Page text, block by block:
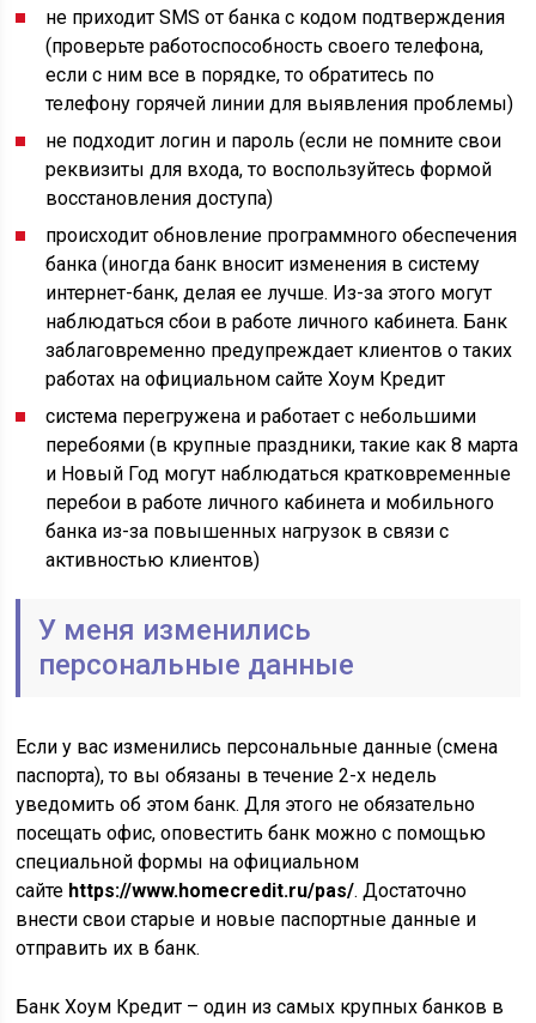
не приходит SMS от банка с кодом подтверждения
(проверьте работоспособность своего телефона,
если с ним все в порядке, то обратитесь по
телефону горячей линии для выявления проблемы)
не подходит логин и пароль (если не помните свои
реквизиты для входа, то воспользуйтесь формой
восстановления доступа)
происходит обновление программного обеспечения
банка (иногда банк вносит изменения в систему
интернет-банк, делая ее лучше. Из-за этого могут
наблюдаться сбои в работе личного кабинета. Банк
заблаговременно предупреждает клиентов о таких
работах на официальном сайте Хоум Кредит
система перегружена и работает с небольшими
перебоями (в крупные праздники, такие как 8 марта
и Новый Год могут наблюдаться кратковременные
перебои в работе личного кабинета и мобильного
банка из-за повышенных нагрузок в связи с
активностью клиентов)
У меня изменились
персональные данные
Если у вас изменились персональные данные (смена
паспорта), то вы обязаны в течение 2-х недель
уведомить об этом банк. Для этого не обязательно
посещать офис, оповестить банк можно с помощью
специальной формы на официальном
сайте https://www.homecredit.ru/pas/. Достаточно
внести свои старые и новые паспортные данные и
отправить их в банк.
Банк Хоум Кредит – один из самых крупных банков в